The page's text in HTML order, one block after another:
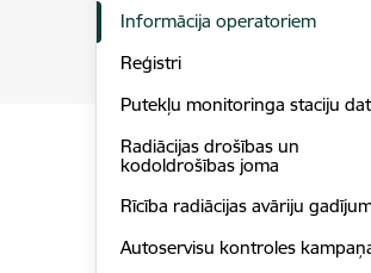
Informācija operatoriem
Reģistri
Putekļu monitoringa staciju
Radiācijas drošības un
kodoldrošības joma
Rīcība radiācijas avāriju
Autoservisu kontroles